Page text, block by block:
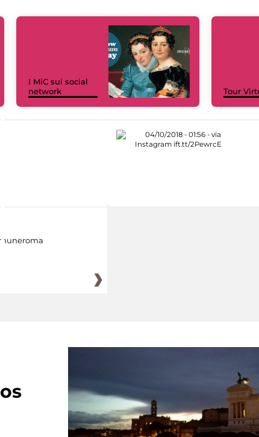
I MiC sui social
network
Tour